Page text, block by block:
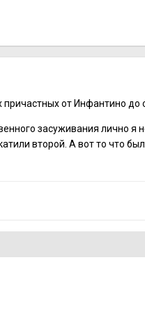
от Инфантино до
засуживания лично
второй. А вот то что